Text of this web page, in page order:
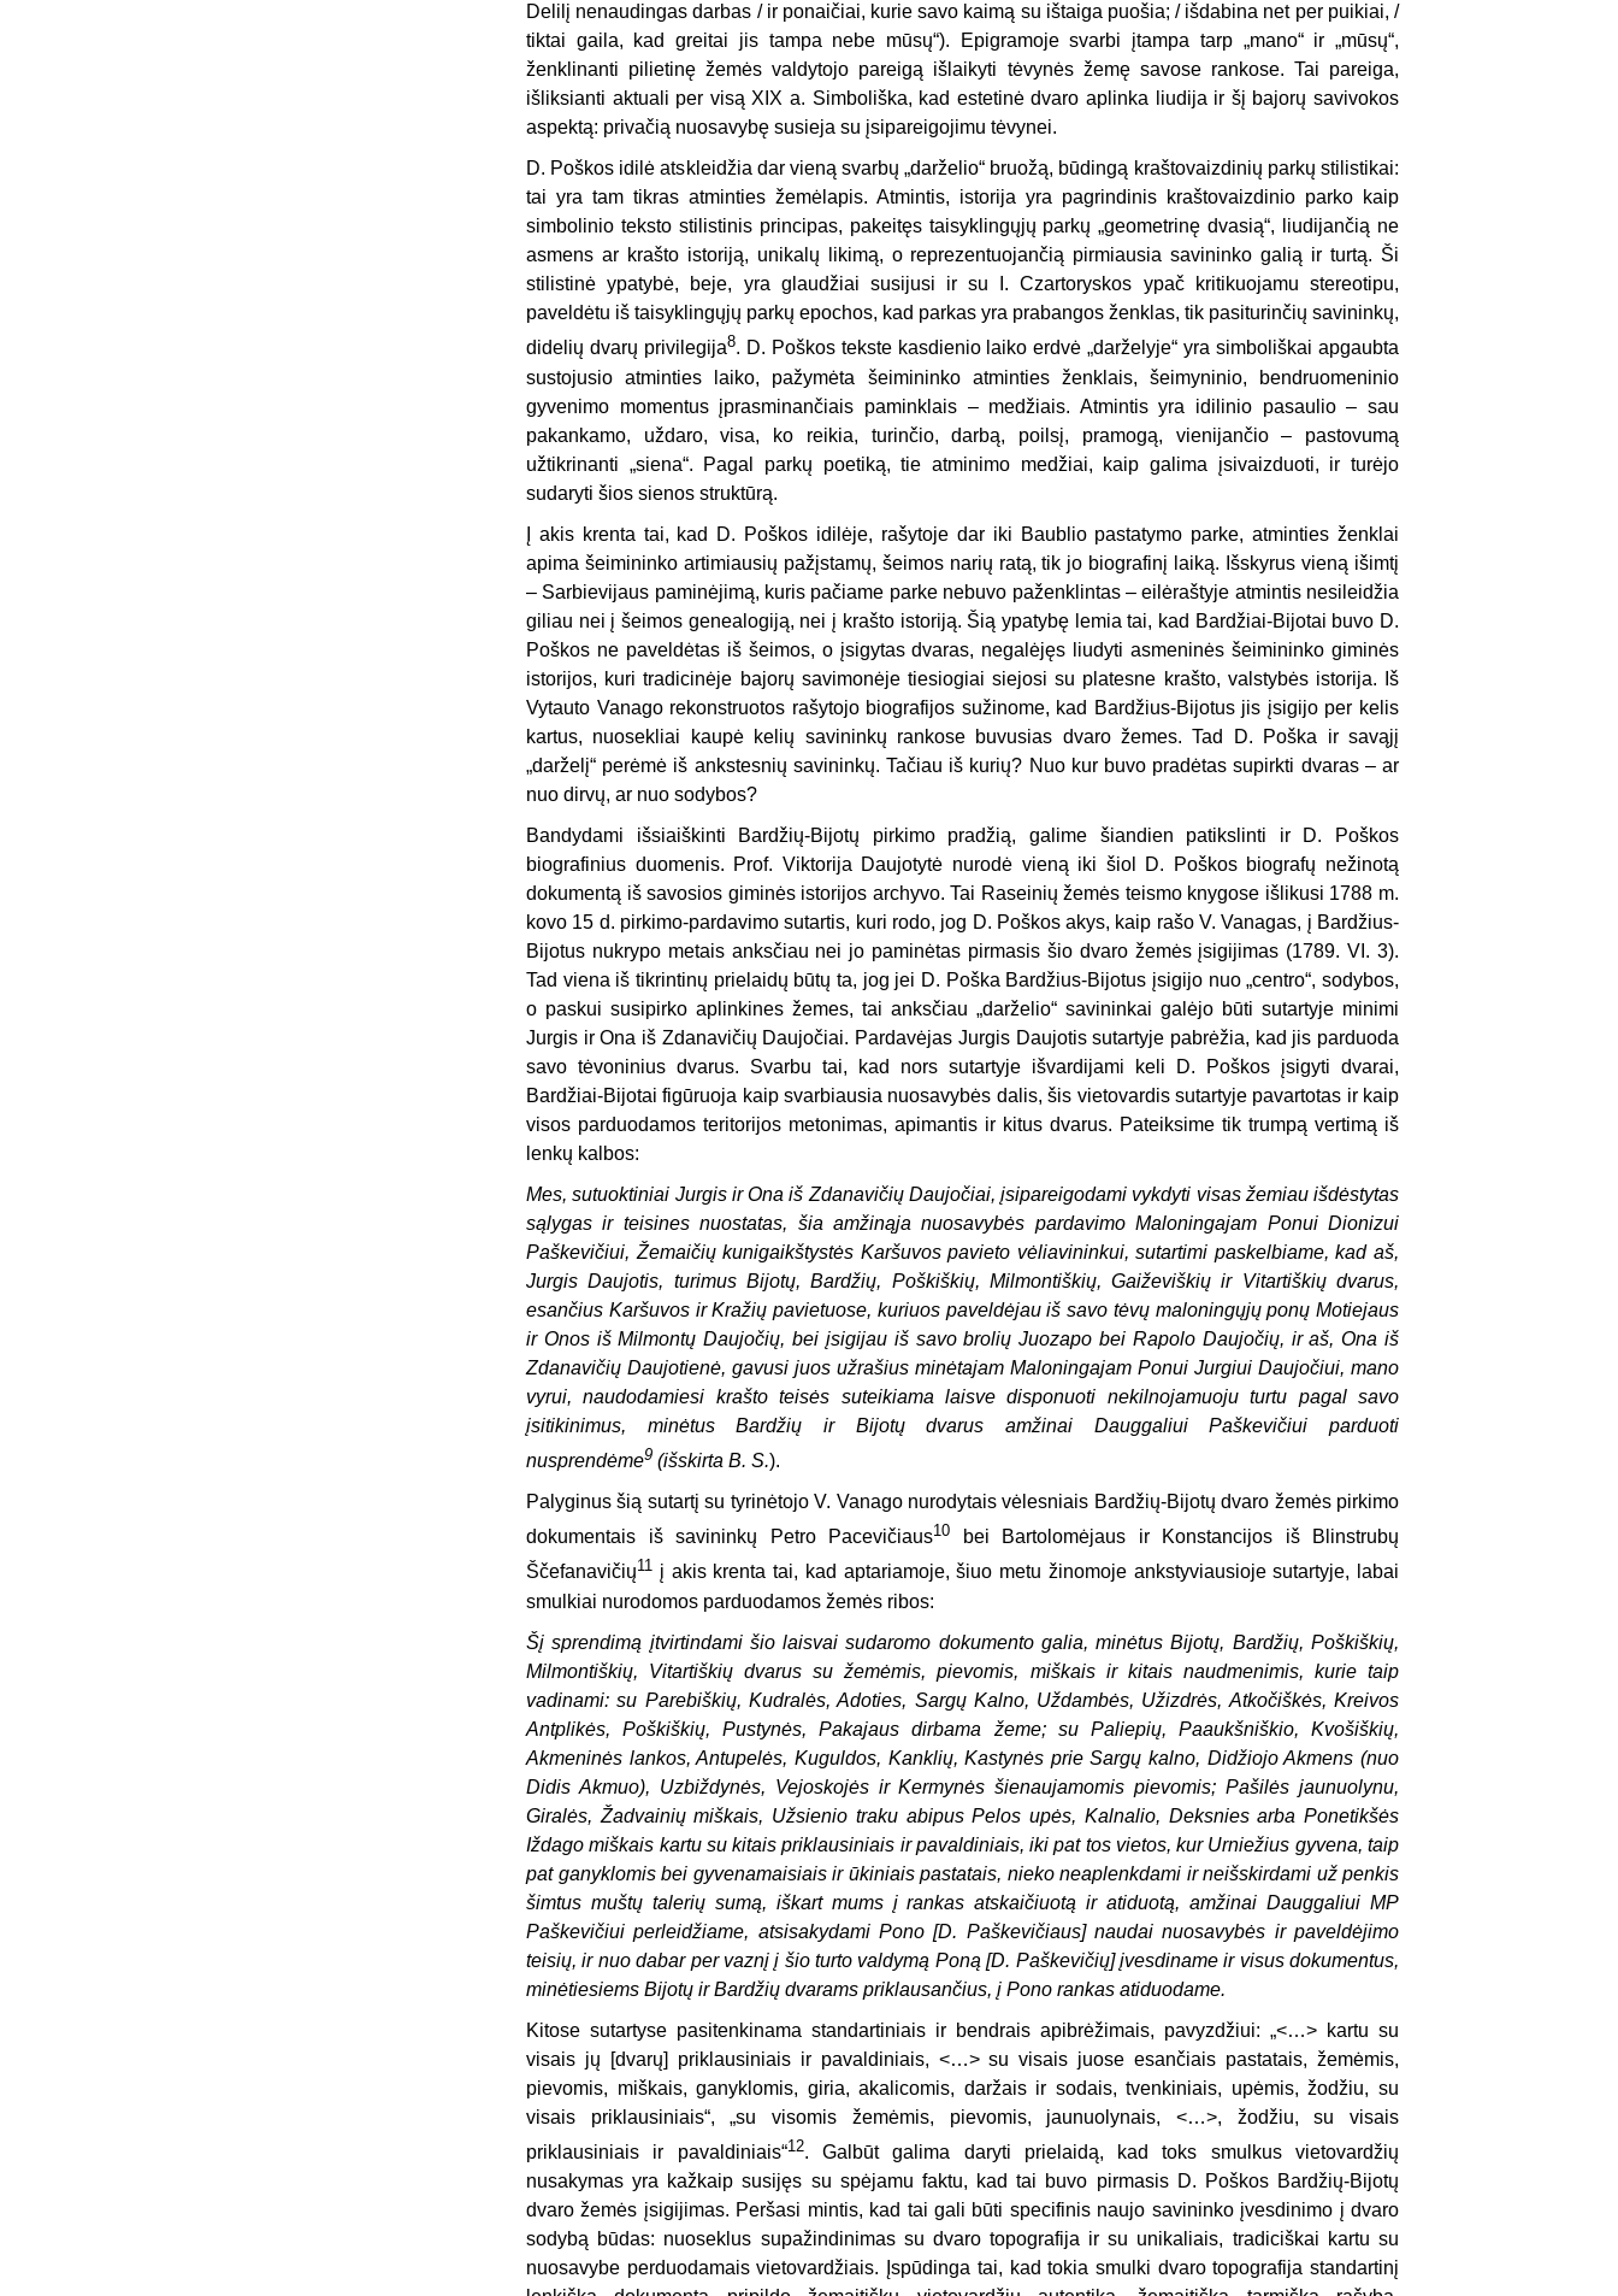
Delilį nenaudingas darbas / ir ponaičiai, kurie savo kaimą su ištaiga puošia; / išdabina net per puikiai, /
tiktai gaila, kad greitai jis tampa nebe mūsų“). Epigramoje svarbi įtampa tarp „mano“ ir „mūsų“,
ženklinanti pilietinę žemės valdytojo pareigą išlaikyti tėvynės žemę savose rankose. Tai pareiga,
išliksianti aktuali per visą XIX a. Simboliška, kad estetinė dvaro aplinka liudija ir šį bajorų savivokos
aspektą: privačią nuosavybę susieja su įsipareigojimu tėvynei.
D. Poškos idilė atskleidžia dar vieną svarbų „darželio“ bruožą, būdingą kraštovaizdinių parkų stilistikai:
tai yra tam tikras atminties žemėlapis. Atmintis, istorija yra pagrindinis kraštovaizdinio parko kaip
simbolinio teksto stilistinis principas, pakeitęs taisyklingųjų parkų „geometrinę dvasią“, liudijančią ne
asmens ar krašto istoriją, unikalų likimą, o reprezentuojančią pirmiausia savininko galią ir turtą. Ši
stilistinė ypatybė, beje, yra glaudžiai susijusi ir su I. Czartoryskos ypač kritikuojamu stereotipu,
paveldėtu iš taisyklingųjų parkų epochos, kad parkas yra prabangos ženklas, tik pasiturinčių savininkų,
didelių dvarų privilegija8. D. Poškos tekste kasdienio laiko erdvė „darželyje“ yra simboliškai apgaubta
sustojusio atminties laiko, pažymėta šeimininko atminties ženklais, šeimyninio, bendruomeninio
gyvenimo momentus įprasminančiais paminklais – medžiais. Atmintis yra idilinio pasaulio – sau
pakankamo, uždaro, visa, ko reikia, turinčio, darbą, poilsį, pramogą, vienijančio – pastovumą
užtikrinanti „siena“. Pagal parkų poetiką, tie atminimo medžiai, kaip galima įsivaizduoti, ir turėjo
sudaryti šios sienos struktūrą.
Į akis krenta tai, kad D. Poškos idilėje, rašytoje dar iki Baublio pastatymo parke, atminties ženklai
apima šeimininko artimiausių pažįstamų, šeimos narių ratą, tik jo biografinį laiką. Išskyrus vieną išimtį
– Sarbievijaus paminėjimą, kuris pačiame parke nebuvo paženklintas – eilėraštyje atmintis nesileidžia
giliau nei į šeimos genealogiją, nei į krašto istoriją. Šią ypatybę lemia tai, kad Bardžiai-Bijotai buvo D.
Poškos ne paveldėtas iš šeimos, o įsigytas dvaras, negalėjęs liudyti asmeninės šeimininko giminės
istorijos, kuri tradicinėje bajorų savimonėje tiesiogiai siejosi su platesne krašto, valstybės istorija. Iš
Vytauto Vanago rekonstruotos rašytojo biografijos sužinome, kad Bardžius-Bijotus jis įsigijo per kelis
kartus, nuosekliai kaupė kelių savininkų rankose buvusias dvaro žemes. Tad D. Poška ir savąjį
„darželį“ perėmė iš ankstesnių savininkų. Tačiau iš kurių? Nuo kur buvo pradėtas supirkti dvaras – ar
nuo dirvų, ar nuo sodybos?
Bandydami išsiaiškinti Bardžių-Bijotų pirkimo pradžią, galime šiandien patikslinti ir D. Poškos
biografinius duomenis. Prof. Viktorija Daujotytė nurodė vieną iki šiol D. Poškos biografų nežinotą
dokumentą iš savosios giminės istorijos archyvo. Tai Raseinių žemės teismo knygose išlikusi 1788 m.
kovo 15 d. pirkimo-pardavimo sutartis, kuri rodo, jog D. Poškos akys, kaip rašo V. Vanagas, į Bardžius-
Bijotus nukrypo metais anksčiau nei jo paminėtas pirmasis šio dvaro žemės įsigijimas (1789. VI. 3).
Tad viena iš tikrintinų prielaidų būtų ta, jog jei D. Poška Bardžius-Bijotus įsigijo nuo „centro“, sodybos,
o paskui susipirko aplinkines žemes, tai anksčiau „darželio“ savininkai galėjo būti sutartyje minimi
Jurgis ir Ona iš Zdanavičių Daujočiai. Pardavėjas Jurgis Daujotis sutartyje pabrėžia, kad jis parduoda
savo tėvoninius dvarus. Svarbu tai, kad nors sutartyje išvardijami keli D. Poškos įsigyti dvarai,
Bardžiai-Bijotai figūruoja kaip svarbiausia nuosavybės dalis, šis vietovardis sutartyje pavartotas ir kaip
visos parduodamos teritorijos metonimas, apimantis ir kitus dvarus. Pateiksime tik trumpą vertimą iš
lenkų kalbos:
Mes, sutuoktiniai Jurgis ir Ona iš Zdanavičių Daujočiai, įsipareigodami vykdyti visas žemiau išdėstytas
sąlygas ir teisines nuostatas, šia amžinąja nuosavybės pardavimo Maloningajam Ponui Dionizui
Paškevičiui, Žemaičių kunigaikštystės Karšuvos pavieto vėliavininkui, sutartimi paskelbiame, kad aš,
Jurgis Daujotis, turimus Bijotų, Bardžių, Poškiškių, Milmontiškių, Gaiževiškių ir Vitartiškių dvarus,
esančius Karšuvos ir Kražių pavietuose, kuriuos paveldėjau iš savo tėvų maloningųjų ponų Motiejaus
ir Onos iš Milmontų Daujočių, bei įsigijau iš savo brolių Juozapo bei Rapolo Daujočių, ir aš, Ona iš
Zdanavičių Daujotienė, gavusi juos užrašius minėtajam Maloningajam Ponui Jurgiui Daujočiui, mano
vyrui, naudodamiesi krašto teisės suteikiama laisve disponuoti nekilnojamuoju turtu pagal savo
įsitikinimus, minėtus Bardžių ir Bijotų dvarus amžinai Dauggaliui Paškevičiui parduoti
nusprendėme9 (išskirta B. S.).
Palyginus šią sutartį su tyrinėtojo V. Vanago nurodytais vėlesniais Bardžių-Bijotų dvaro žemės pirkimo
dokumentais iš savininkų Petro Pacevičiaus10 bei Bartolomėjaus ir Konstancijos iš Blinstrubų
Ščefanavičių11 į akis krenta tai, kad aptariamoje, šiuo metu žinomoje ankstyviausioje sutartyje, labai
smulkiai nurodomos parduodamos žemės ribos:
Šį sprendimą įtvirtindami šio laisvai sudaromo dokumento galia, minėtus Bijotų, Bardžių, Poškiškių,
Milmontiškių, Vitartiškių dvarus su žemėmis, pievomis, miškais ir kitais naudmenimis, kurie taip
vadinami: su Parebiškių, Kudralės, Adoties, Sargų Kalno, Uždambės, Užizdrės, Atkočiškės, Kreivos
Antplikės, Poškiškių, Pustynės, Pakajaus dirbama žeme; su Paliepių, Paaukšniškio, Kvošiškių,
Akmeninės lankos, Antupelės, Kuguldos, Kanklių, Kastynės prie Sargų kalno, Didžiojo Akmens (nuo
Didis Akmuo), Uzbiždynės, Vejoskojės ir Kermynės šienaujamomis pievomis; Pašilės jaunuolynu,
Giralės, Žadvainių miškais, Užsienio traku abipus Pelos upės, Kalnalio, Deksnies arba Ponetikšės
Iždago miškais kartu su kitais priklausiniais ir pavaldiniais, iki pat tos vietos, kur Urniežius gyvena, taip
pat ganyklomis bei gyvenamaisiais ir ūkiniais pastatais, nieko neaplenkdami ir neišskirdami už penkis
šimtus muštų talerių sumą, iškart mums į rankas atskaičiuotą ir atiduotą, amžinai Dauggaliui MP
Paškevičiui perleidžiame, atsisakydami Pono [D. Paškevičiaus] naudai nuosavybės ir paveldėjimo
teisių, ir nuo dabar per vaznį į šio turto valdymą Poną [D. Paškevičių] įvesdiname ir visus dokumentus,
minėtiesiems Bijotų ir Bardžių dvarams priklausančius, į Pono rankas atiduodame.
Kitose sutartyse pasitenkinama standartiniais ir bendrais apibrėžimais, pavyzdžiui: „<…> kartu su
visais jų [dvarų] priklausiniais ir pavaldiniais, <…> su visais juose esančiais pastatais, žemėmis,
pievomis, miškais, ganyklomis, giria, akalicomis, daržais ir sodais, tvenkiniais, upėmis, žodžiu, su
visais priklausiniais“, „su visomis žemėmis, pievomis, jaunuolynais, <…>, žodžiu, su visais
priklausiniais ir pavaldiniais“12. Galbūt galima daryti prielaidą, kad toks smulkus vietovardžių
nusakymas yra kažkaip susijęs su spėjamu faktu, kad tai buvo pirmasis D. Poškos Bardžių-Bijotų
dvaro žemės įsigijimas. Peršasi mintis, kad tai gali būti specifinis naujo savininko įvesdinimo į dvaro
sodybą būdas: nuoseklus supažindinimas su dvaro topografija ir su unikaliais, tradiciškai kartu su
nuosavybe perduodamais vietovardžiais. Įspūdinga tai, kad tokia smulki dvaro topografija standartinį